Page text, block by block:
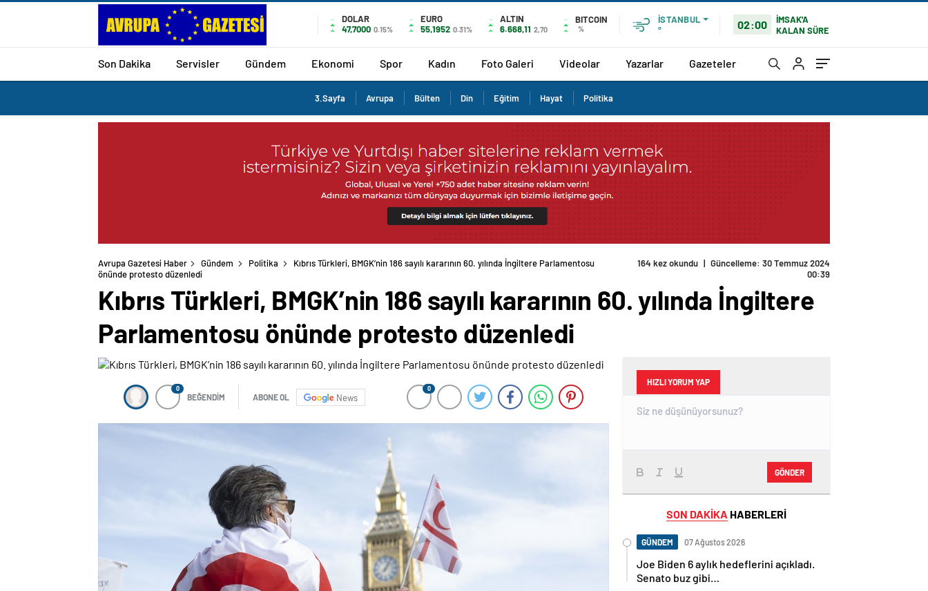
DOLAR
47,7000 0.15%
EURO
55,1952 0.31%
ALTIN
6.668,11 2,70
BITCOIN
%
İSTANBUL
°
02:00
İMSAK'A
KALAN SÜRE
Son Dakika Servisler Gündem Ekonomi Spor Kadın Foto Galeri Videolar Yazarlar Gazeteler
3.Sayfa Avrupa Bülten Din Eğitim Hayat Politika
Avrupa Gazetesi Haber Gündem Politika
Kıbrıs Türkleri, BMGK’nin 186 sayılı kararının 60. yılında İngiltere Parlamentosu
önünde protesto düzenledi
164 kez okundu | Güncelleme: 30 Temmuz 2024
00:39
Kıbrıs Türkleri, BMGK’nin 186 sayılı kararının 60. yılında İngiltere
Parlamentosu önünde protesto düzenledi
0
BEĞENDİM ABONE OL News
0
HIZLI YORUM YAP
GÖNDER
SON DAKİKA HABERLERİ
GÜNDEM 07 Ağustos 2026
Joe Biden 6 aylık hedeflerini açıkladı.
Senato buz gibi…